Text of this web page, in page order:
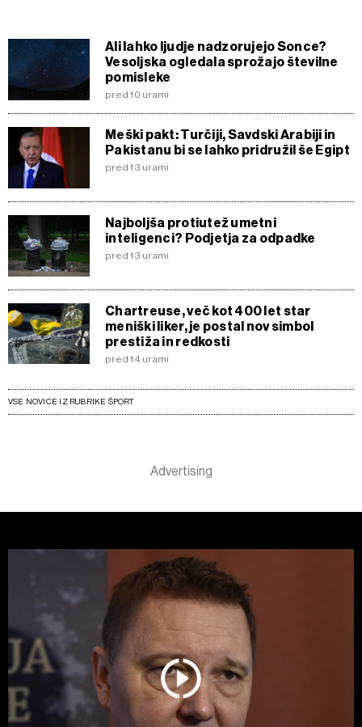
Ali lahko ljudje nadzorujejo Sonce?
Vesoljska ogledala sprožajo številne
pomisleke
pred 10 urami
Meški pakt: Turčiji, Savdski Arabiji in
Pakistanu bi se lahko pridružil še Egipt
pred 13 urami
Najboljša protiutež umetni
inteligenci? Podjetja za odpadke
pred 13 urami
Chartreuse, več kot 400 let star
meniški liker, je postal nov simbol
prestiža in redkosti
pred 14 urami
VSE NOVICE IZ RUBRIKE ŠPORT